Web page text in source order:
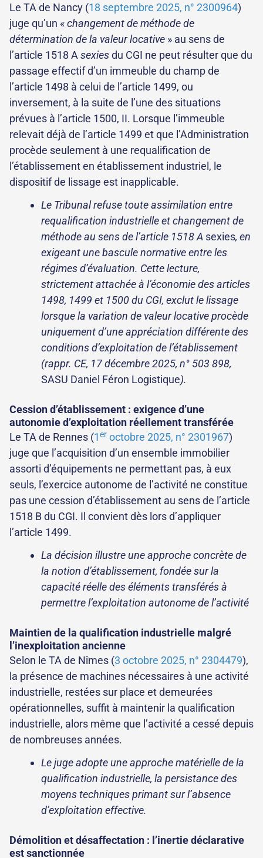
Le TA de Nancy (18 septembre 2025, n° 2300964)
juge qu’un «changement de méthode de
détermination de la valeur locative » au sens de
l’article 1518 Asexiesdu CGI ne peut résulter que du
passage effectif d’un immeuble du champ de
l’article 1498 à celui de l’article 1499, ou
inversement, à la suite de l’une des situations
prévues à l’article 1500, II. Lorsque l’immeuble
relevait déjà de l’article 1499 et que l’Administration
procède seulement à une requalification de
l’établissement en établissement industriel, le
dispositif de lissage est inapplicable.
Le Tribunal refuse toute assimilation entre
requalification industrielle et changement de
méthode au sens de l’article 1518 A sexies, en
exigeant une bascule normative entre les
régimes d’évaluation. Cette lecture,
strictement attachée à l’économie des articles
1498, 1499 et 1500 du CGI, exclut le lissage
lorsque la variation de valeur locative procède
uniquement d’une appréciation différente des
conditions d’exploitation de l’établissement
(rappr. CE, 17 décembre 2025, n° 503 898,
SASU Daniel Féron Logistique).
Cession d’établissement : exigence d’une
autonomie d’exploitation réellement transférée
Le TA de Rennes (1er octobre 2025, n° 2301967)
juge que l’acquisition d’un ensemble immobilier
assorti d’équipements ne permettant pas, à eux
seuls, l’exercice autonome de l’activité ne constitue
pas une cession d’établissement au sens de l’article
1518 B du CGI. Il convient dès lors d’appliquer
l’article 1499.
La décision illustre une approche concrète de
la notion d’établissement, fondée sur la
capacité réelle des éléments transférés à
permettre l’exploitation autonome de l’activité
Maintien de la qualification industrielle malgré
l’inexploitation ancienne
Selon le TA de Nîmes (3 octobre 2025, n° 2304479),
la présence de machines nécessaires à une activité
industrielle, restées sur place et demeurées
opérationnelles, suffit à maintenir la qualification
industrielle, alors même que l’activité a cessé depuis
de nombreuses années.
Le juge adopte une approche matérielle de la
qualification industrielle, la persistance des
moyens techniques primant sur l’absence
d’exploitation effective.
Démolition et désaffectation : l’inertie déclarative
est sanctionnée